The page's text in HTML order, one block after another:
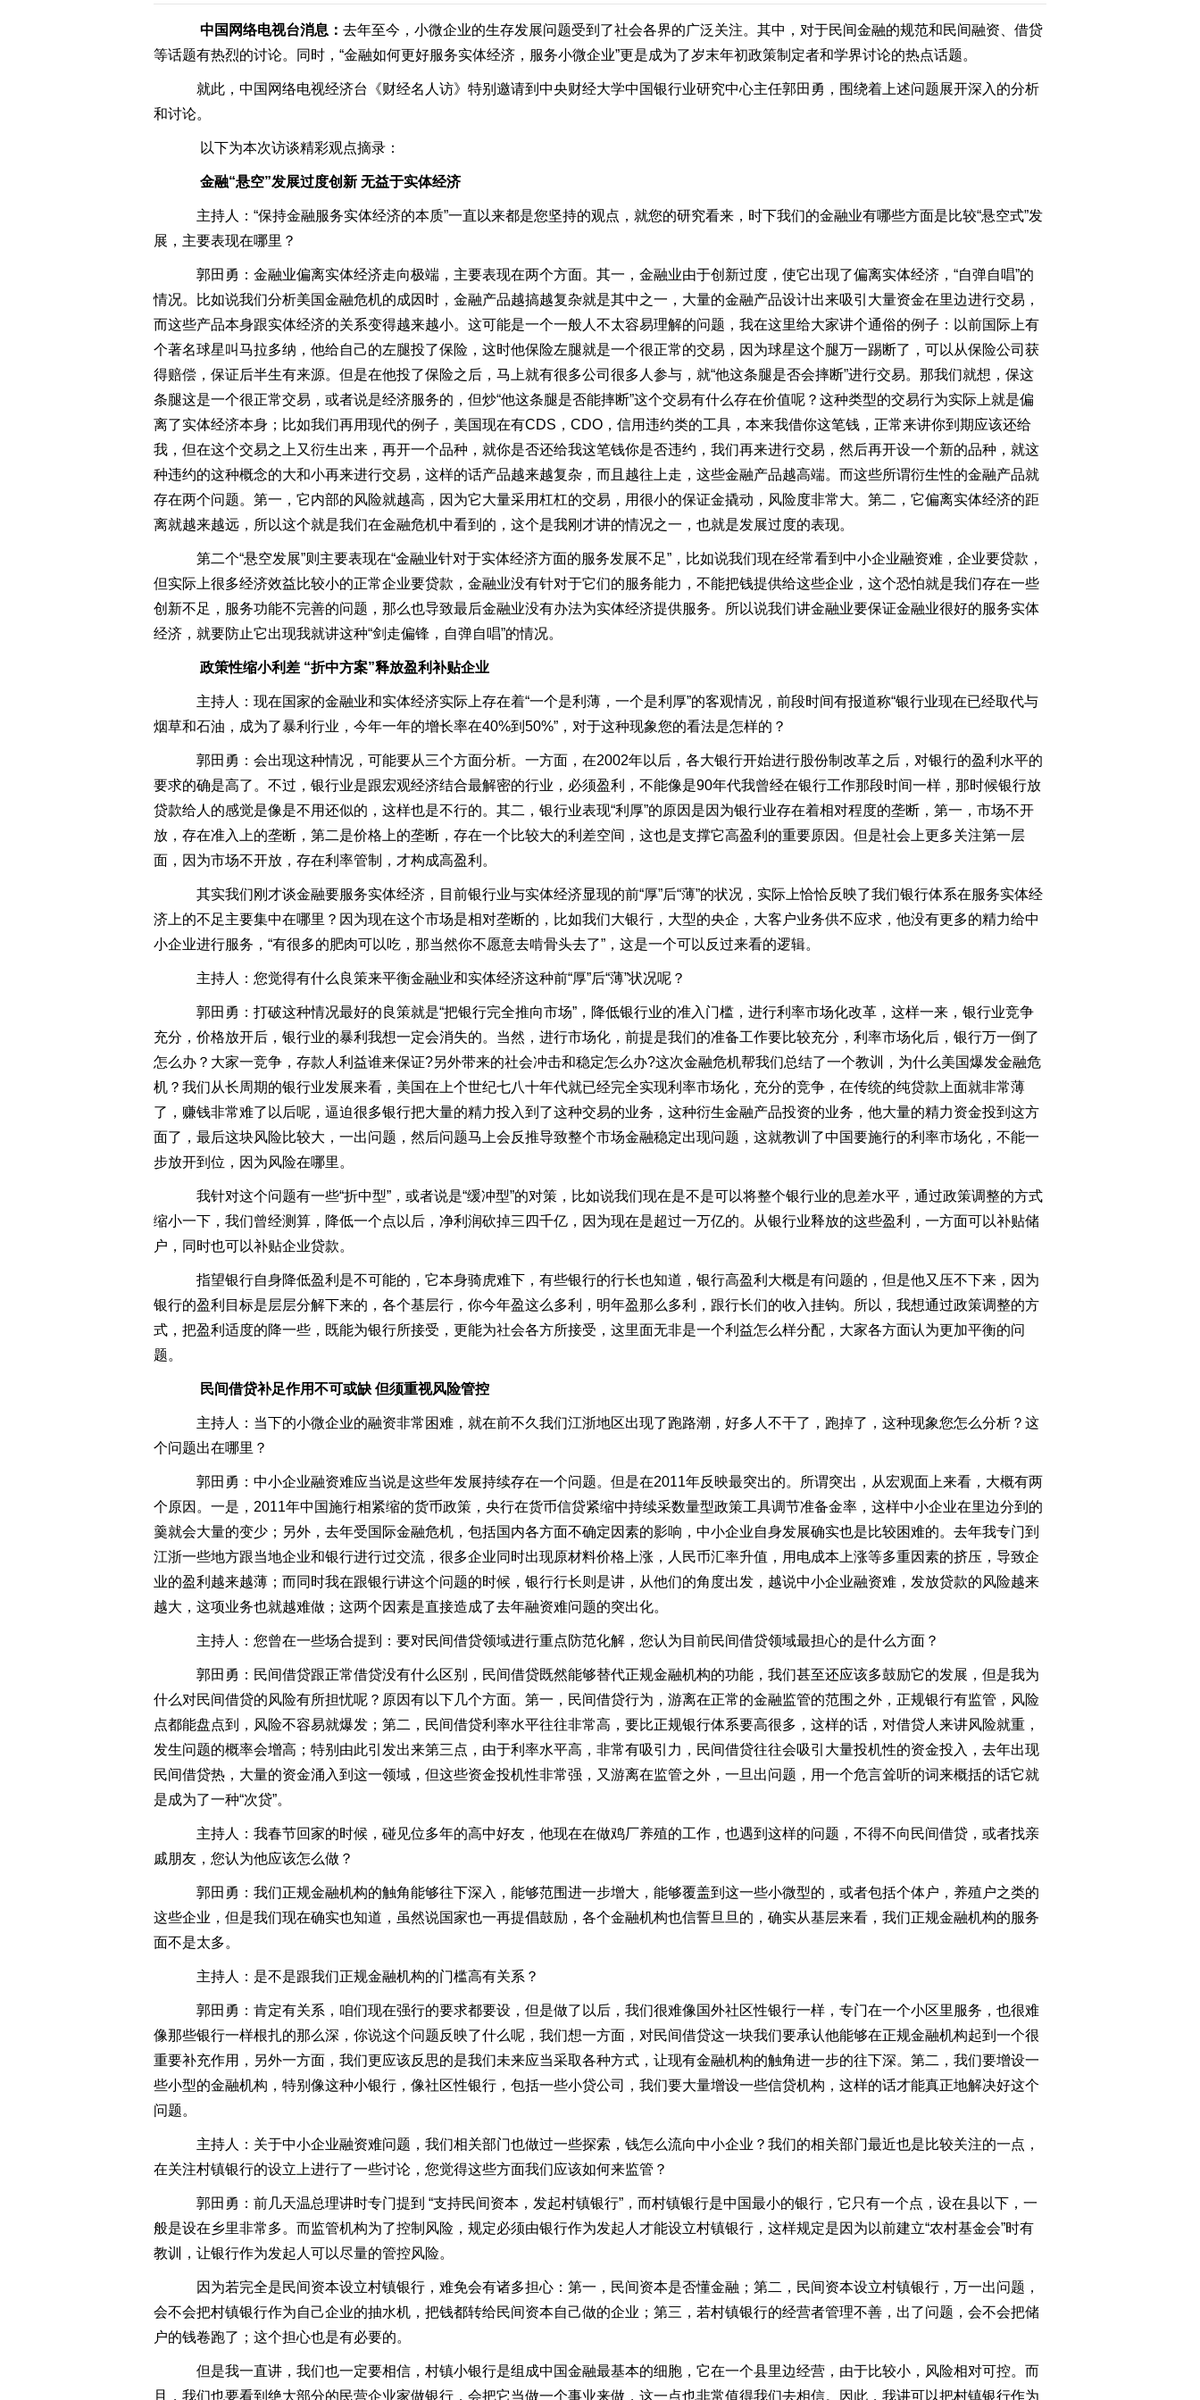
中国网络电视台消息： 去年至今，小微企业的生存发展问题受到了社会各界的广泛关注。其中，对于民间金融的规范和民间融资、借贷
等话题有热烈的讨论。同时，“金融如何更好服务实体经济，服务小微企业”更是成为了岁末年初政策制定者和学界讨论的热点话题。
就此，中国网络电视经济台《财经名人访》特别邀请到中央财经大学中国银行业研究中心主任郭田勇，围绕着上述问题展开深入的分析
和讨论。
以下为本次访谈精彩观点摘录：
金融“悬空”发展过度创新 无益于实体经济
主持人：“保持金融服务实体经济的本质”一直以来都是您坚持的观点，就您的研究看来，时下我们的金融业有哪些方面是比较“悬空式”发
展，主要表现在哪里？
郭田勇：金融业偏离实体经济走向极端，主要表现在两个方面。其一，金融业由于创新过度，使它出现了偏离实体经济，“自弹自唱”的
情况。比如说我们分析美国金融危机的成因时，金融产品越搞越复杂就是其中之一，大量的金融产品设计出来吸引大量资金在里边进行交易，
而这些产品本身跟实体经济的关系变得越来越小。这可能是一个一般人不太容易理解的问题，我在这里给大家讲个通俗的例子：以前国际上有
个著名球星叫马拉多纳，他给自己的左腿投了保险，这时他保险左腿就是一个很正常的交易，因为球星这个腿万一踢断了，可以从保险公司获
得赔偿，保证后半生有来源。但是在他投了保险之后，马上就有很多公司很多人参与，就“他这条腿是否会摔断”进行交易。那我们就想，保这
条腿这是一个很正常交易，或者说是经济服务的，但炒“他这条腿是否能摔断”这个交易有什么存在价值呢？这种类型的交易行为实际上就是偏
离了实体经济本身；比如我们再用现代的例子，美国现在有CDS，CDO，信用违约类的工具，本来我借你这笔钱，正常来讲你到期应该还给
我，但在这个交易之上又衍生出来，再开一个品种，就你是否还给我这笔钱你是否违约，我们再来进行交易，然后再开设一个新的品种，就这
种违约的这种概念的大和小再来进行交易，这样的话产品越来越复杂，而且越往上走，这些金融产品越高端。而这些所谓衍生性的金融产品就
存在两个问题。第一，它内部的风险就越高，因为它大量采用杠杠的交易，用很小的保证金撬动，风险度非常大。第二，它偏离实体经济的距
离就越来越远，所以这个就是我们在金融危机中看到的，这个是我刚才讲的情况之一，也就是发展过度的表现。
第二个“悬空发展”则主要表现在“金融业针对于实体经济方面的服务发展不足”，比如说我们现在经常看到中小企业融资难，企业要贷款，
但实际上很多经济效益比较小的正常企业要贷款，金融业没有针对于它们的服务能力，不能把钱提供给这些企业，这个恐怕就是我们存在一些
创新不足，服务功能不完善的问题，那么也导致最后金融业没有办法为实体经济提供服务。所以说我们讲金融业要保证金融业很好的服务实体
经济，就要防止它出现我就讲这种“剑走偏锋，自弹自唱”的情况。
政策性缩小利差 “折中方案”释放盈利补贴企业
主持人：现在国家的金融业和实体经济实际上存在着“一个是利薄，一个是利厚”的客观情况，前段时间有报道称“银行业现在已经取代与
烟草和石油，成为了暴利行业，今年一年的增长率在40%到50%”，对于这种现象您的看法是怎样的？
郭田勇：会出现这种情况，可能要从三个方面分析。一方面，在2002年以后，各大银行开始进行股份制改革之后，对银行的盈利水平的
要求的确是高了。不过，银行业是跟宏观经济结合最解密的行业，必须盈利，不能像是90年代我曾经在银行工作那段时间一样，那时候银行放
贷款给人的感觉是像是不用还似的，这样也是不行的。其二，银行业表现“利厚”的原因是因为银行业存在着相对程度的垄断，第一，市场不开
放，存在准入上的垄断，第二是价格上的垄断，存在一个比较大的利差空间，这也是支撑它高盈利的重要原因。但是社会上更多关注第一层
面，因为市场不开放，存在利率管制，才构成高盈利。
其实我们刚才谈金融要服务实体经济，目前银行业与实体经济显现的前“厚”后“薄”的状况，实际上恰恰反映了我们银行体系在服务实体经
济上的不足主要集中在哪里？因为现在这个市场是相对垄断的，比如我们大银行，大型的央企，大客户业务供不应求，他没有更多的精力给中
小企业进行服务，“有很多的肥肉可以吃，那当然你不愿意去啃骨头去了”，这是一个可以反过来看的逻辑。
主持人：您觉得有什么良策来平衡金融业和实体经济这种前“厚”后“薄”状况呢？
郭田勇：打破这种情况最好的良策就是“把银行完全推向市场”，降低银行业的准入门槛，进行利率市场化改革，这样一来，银行业竞争
充分，价格放开后，银行业的暴利我想一定会消失的。当然，进行市场化，前提是我们的准备工作要比较充分，利率市场化后，银行万一倒了
怎么办？大家一竞争，存款人利益谁来保证?另外带来的社会冲击和稳定怎么办?这次金融危机帮我们总结了一个教训，为什么美国爆发金融危
机？我们从长周期的银行业发展来看，美国在上个世纪七八十年代就已经完全实现利率市场化，充分的竞争，在传统的纯贷款上面就非常薄
了，赚钱非常难了以后呢，逼迫很多银行把大量的精力投入到了这种交易的业务，这种衍生金融产品投资的业务，他大量的精力资金投到这方
面了，最后这块风险比较大，一出问题，然后问题马上会反推导致整个市场金融稳定出现问题，这就教训了中国要施行的利率市场化，不能一
步放开到位，因为风险在哪里。
我针对这个问题有一些“折中型”，或者说是“缓冲型”的对策，比如说我们现在是不是可以将整个银行业的息差水平，通过政策调整的方式
缩小一下，我们曾经测算，降低一个点以后，净利润砍掉三四千亿，因为现在是超过一万亿的。从银行业释放的这些盈利，一方面可以补贴储
户，同时也可以补贴企业贷款。
指望银行自身降低盈利是不可能的，它本身骑虎难下，有些银行的行长也知道，银行高盈利大概是有问题的，但是他又压不下来，因为
银行的盈利目标是层层分解下来的，各个基层行，你今年盈这么多利，明年盈那么多利，跟行长们的收入挂钩。所以，我想通过政策调整的方
式，把盈利适度的降一些，既能为银行所接受，更能为社会各方所接受，这里面无非是一个利益怎么样分配，大家各方面认为更加平衡的问
题。
民间借贷补足作用不可或缺 但须重视风险管控
主持人：当下的小微企业的融资非常困难，就在前不久我们江浙地区出现了跑路潮，好多人不干了，跑掉了，这种现象您怎么分析？这
个问题出在哪里？
郭田勇：中小企业融资难应当说是这些年发展持续存在一个问题。但是在2011年反映最突出的。所谓突出，从宏观面上来看，大概有两
个原因。一是，2011年中国施行相紧缩的货币政策，央行在货币信贷紧缩中持续采数量型政策工具调节准备金率，这样中小企业在里边分到的
羹就会大量的变少；另外，去年受国际金融危机，包括国内各方面不确定因素的影响，中小企业自身发展确实也是比较困难的。去年我专门到
江浙一些地方跟当地企业和银行进行过交流，很多企业同时出现原材料价格上涨，人民币汇率升值，用电成本上涨等多重因素的挤压，导致企
业的盈利越来越薄；而同时我在跟银行讲这个问题的时候，银行行长则是讲，从他们的角度出发，越说中小企业融资难，发放贷款的风险越来
越大，这项业务也就越难做；这两个因素是直接造成了去年融资难问题的突出化。
主持人：您曾在一些场合提到：要对民间借贷领域进行重点防范化解，您认为目前民间借贷领域最担心的是什么方面？
郭田勇：民间借贷跟正常借贷没有什么区别，民间借贷既然能够替代正规金融机构的功能，我们甚至还应该多鼓励它的发展，但是我为
什么对民间借贷的风险有所担忧呢？原因有以下几个方面。第一，民间借贷行为，游离在正常的金融监管的范围之外，正规银行有监管，风险
点都能盘点到，风险不容易就爆发；第二，民间借贷利率水平往往非常高，要比正规银行体系要高很多，这样的话，对借贷人来讲风险就重，
发生问题的概率会增高；特别由此引发出来第三点，由于利率水平高，非常有吸引力，民间借贷往往会吸引大量投机性的资金投入，去年出现
民间借贷热，大量的资金涌入到这一领域，但这些资金投机性非常强，又游离在监管之外，一旦出问题，用一个危言耸听的词来概括的话它就
是成为了一种“次贷”。
主持人：我春节回家的时候，碰见位多年的高中好友，他现在在做鸡厂养殖的工作，也遇到这样的问题，不得不向民间借贷，或者找亲
戚朋友，您认为他应该怎么做？
郭田勇：我们正规金融机构的触角能够往下深入，能够范围进一步增大，能够覆盖到这一些小微型的，或者包括个体户，养殖户之类的
这些企业，但是我们现在确实也知道，虽然说国家也一再提倡鼓励，各个金融机构也信誓旦旦的，确实从基层来看，我们正规金融机构的服务
面不是太多。
主持人：是不是跟我们正规金融机构的门槛高有关系？
郭田勇：肯定有关系，咱们现在强行的要求都要设，但是做了以后，我们很难像国外社区性银行一样，专门在一个小区里服务，也很难
像那些银行一样根扎的那么深，你说这个问题反映了什么呢，我们想一方面，对民间借贷这一块我们要承认他能够在正规金融机构起到一个很
重要补充作用，另外一方面，我们更应该反思的是我们未来应当采取各种方式，让现有金融机构的触角进一步的往下深。第二，我们要增设一
些小型的金融机构，特别像这种小银行，像社区性银行，包括一些小贷公司，我们要大量增设一些信贷机构，这样的话才能真正地解决好这个
问题。
主持人：关于中小企业融资难问题，我们相关部门也做过一些探索，钱怎么流向中小企业？我们的相关部门最近也是比较关注的一点，
在关注村镇银行的设立上进行了一些讨论，您觉得这些方面我们应该如何来监管？
郭田勇：前几天温总理讲时专门提到 “支持民间资本，发起村镇银行”，而村镇银行是中国最小的银行，它只有一个点，设在县以下，一
般是设在乡里非常多。而监管机构为了控制风险，规定必须由银行作为发起人才能设立村镇银行，这样规定是因为以前建立“农村基金会”时有
教训，让银行作为发起人可以尽量的管控风险。
因为若完全是民间资本设立村镇银行，难免会有诸多担心：第一，民间资本是否懂金融；第二，民间资本设立村镇银行，万一出问题，
会不会把村镇银行作为自己企业的抽水机，把钱都转给民间资本自己做的企业；第三，若村镇银行的经营者管理不善，出了问题，会不会把储
户的钱卷跑了；这个担心也是有必要的。
但是我一直讲，我们也一定要相信，村镇小银行是组成中国金融最基本的细胞，它在一个县里边经营，由于比较小，风险相对可控。而
且，我们也要看到绝大部分的民营企业家做银行，会把它当做一个事业来做，这一点也非常值得我们去相信。因此，我讲可以把村镇银行作为